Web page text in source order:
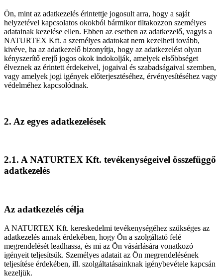
Ön, mint az adatkezelés érintettje jogosult arra, hogy a saját
helyzetével kapcsolatos okokból bármikor tiltakozzon személyes
adatainak kezelése ellen. Ebben az esetben az adatkezelő, vagyis a
NATURTEX Kft. a személyes adatokat nem kezelheti tovább,
kivéve, ha az adatkezelő bizonyítja, hogy az adatkezelést olyan
kényszerítő erejű jogos okok indokolják, amelyek elsőbbséget
élveznek az érintett érdekeivel, jogaival és szabadságaival szemben,
vagy amelyek jogi igények előterjesztéséhez, érvényesítéséhez vagy
védelméhez kapcsolódnak.
2. Az egyes adatkezelések
2.1. A NATURTEX Kft. tevékenységeivel összefüggő
adatkezelés
Az adatkezelés célja
A NATURTEX Kft. kereskedelmi tevékenységéhez szükséges az
adatkezelés annak érdekében, hogy Ön a szolgáltató felé
megrendelését leadhassa, és mi az Ön vásárlására vonatkozó
igényeit teljesítsük. Személyes adatait az Ön megrendelésének
teljesítése érdekében, ill. szolgáltatásainknak igénybevétele kapcsán
kezeljük.